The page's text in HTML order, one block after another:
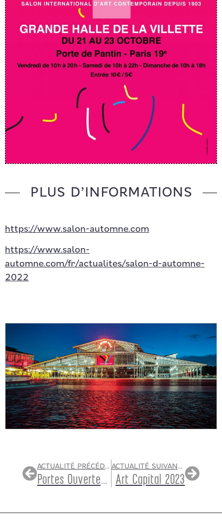
PLUS D’INFORMATIONS
https://www.salon-automne.com
https://www.salon-
automne.com/fr/actualites/salon-d-automne-
2022
ACTUALITÉ PRÉCÉDENTE
Portes Ouvertes des Ateliers d’artistes de Versailles
ACTUALITÉ SUIVANTE
Art Capital 2023